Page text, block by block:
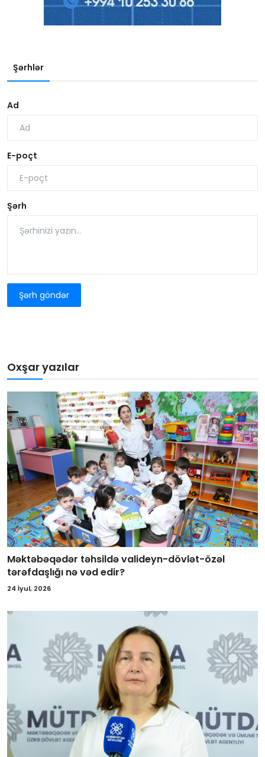
Şərhlər
Ad
E-poçt
Şərh
Şərh göndər
Oxşar yazılar
Məktəbəqədər təhsildə valideyn-dövlət-özəl
tərəfdaşlığı nə vəd edir?
24 İyul, 2026